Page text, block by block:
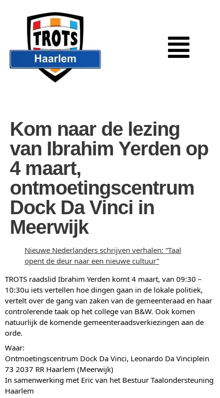
Kom naar de lezing
van Ibrahim Yerden op
4 maart,
ontmoetingscentrum
Dock Da Vinci in
Meerwijk
Nieuwe Nederlanders schrijven verhalen: “Taal
opent de deur naar een nieuwe cultuur”
TROTS raadslid Ibrahim Yerden komt 4 maart, van 09:30 –
10:30u iets vertellen hoe dingen gaan in de lokale politiek,
vertelt over de gang van zaken van de gemeenteraad en haar
controlerende taak op het college van B&W. Ook komen
natuurlijk de komende gemeenteraadsverkiezingen aan de
orde.
Waar:
Ontmoetingscentrum Dock Da Vinci, Leonardo Da Vinciplein
73 2037 RR Haarlem (Meerwijk)
In samenwerking met Eric van het Bestuur Taalondersteuning
Haarlem